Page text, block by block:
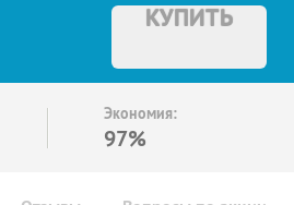
КУПИТЬ
Экономия:
97%